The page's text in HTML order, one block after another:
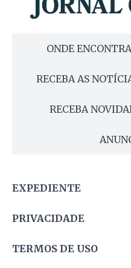
ONDE
RECEBA AS
RECEBA
EXPEDIENTE
PRIVACIDADE
TERMOS DE USO